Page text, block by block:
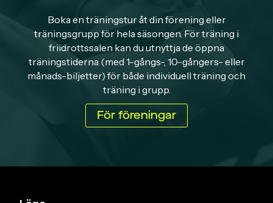
Boka en träningstur åt din förening eller
träningsgrupp för hela säsongen. För träning i
friidrottssalen kan du utnyttja de öppna
träningstiderna (med 1-gångs-, 10-gångers- eller
månads-biljetter) för både individuell träning och
träning i grupp.
För föreningar